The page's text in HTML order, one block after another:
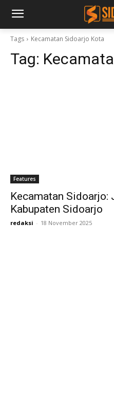
Tags Kecamatan Sidoarjo Kota
Tag:
Features
Kecamatan
Kabupaten Sidoarjo
redaksi - 18 November 2025